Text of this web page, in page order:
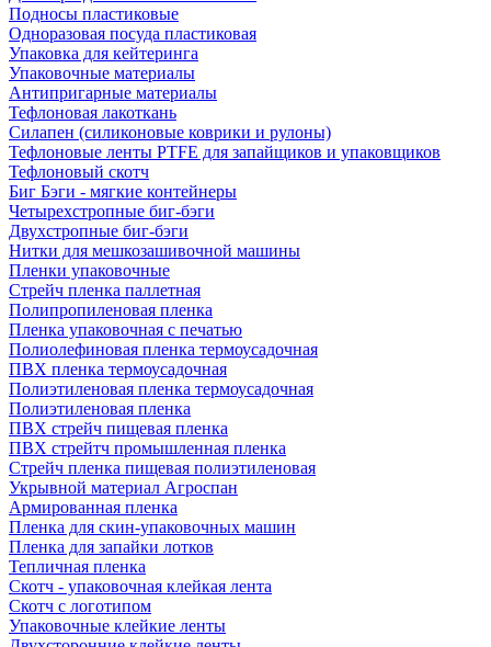
Подносы пластиковые
Одноразовая посуда пластиковая
Упаковка для кейтеринга
Упаковочные материалы
Антипригарные материалы
Тефлоновая лакоткань
Силапен (силиконовые коврики и рулоны)
Тефлоновые ленты PTFE для запайщиков и упаковщиков
Тефлоновый скотч
Биг Бэги - мягкие контейнеры
Четырехстропные биг-бэги
Двухстропные биг-бэги
Нитки для мешкозашивочной машины
Пленки упаковочные
Стрейч пленка паллетная
Полипропиленовая пленка
Пленка упаковочная с печатью
Полиолефиновая пленка термоусадочная
ПВХ пленка термоусадочная
Полиэтиленовая пленка термоусадочная
Полиэтиленовая пленка
ПВХ стрейч пищевая пленка
ПВХ стрейтч промышленная пленка
Стрейч пленка пищевая полиэтиленовая
Укрывной материал Агроспан
Армированная пленка
Пленка для скин-упаковочных машин
Пленка для запайки лотков
Тепличная пленка
Скотч - упаковочная клейкая лента
Скотч с логотипом
Упаковочные клейкие ленты